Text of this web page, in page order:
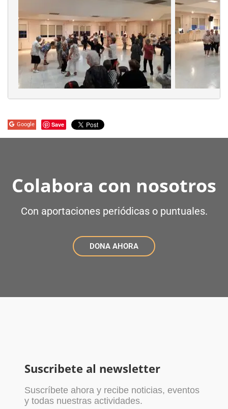
Google Save
Colabora con nosotros
Con aportaciones periódicas o puntuales.
DONA AHORA
Suscribete al newsletter
Suscríbete ahora y recibe noticias, eventos
y todas nuestras actividades.